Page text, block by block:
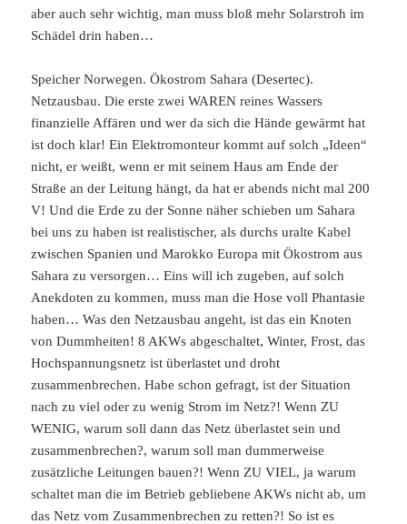
aber auch sehr wichtig, man muss bloß mehr Solarstroh im
Schädel drin haben…
Speicher Norwegen. Ökostrom Sahara (Desertec).
Netzausbau. Die erste zwei WAREN reines Wassers
finanzielle Affären und wer da sich die Hände gewärmt hat
ist doch klar! Ein Elektromonteur kommt auf solch „Ideen“
nicht, er weißt, wenn er mit seinem Haus am Ende der
Straße an der Leitung hängt, da hat er abends nicht mal 200
V! Und die Erde zu der Sonne näher schieben um Sahara
bei uns zu haben ist realistischer, als durchs uralte Kabel
zwischen Spanien und Marokko Europa mit Ökostrom aus
Sahara zu versorgen… Eins will ich zugeben, auf solch
Anekdoten zu kommen, muss man die Hose voll Phantasie
haben… Was den Netzausbau angeht, ist das ein Knoten
von Dummheiten! 8 AKWs abgeschaltet, Winter, Frost, das
Hochspannungsnetz ist überlastet und droht
zusammenbrechen. Habe schon gefragt, ist der Situation
nach zu viel oder zu wenig Strom im Netz?! Wenn ZU
WENIG, warum soll dann das Netz überlastet sein und
zusammenbrechen?, warum soll man dummerweise
zusätzliche Leitungen bauen?! Wenn ZU VIEL, ja warum
schaltet man die im Betrieb gebliebene AKWs nicht ab, um
das Netz vom Zusammenbrechen zu retten?! So ist es